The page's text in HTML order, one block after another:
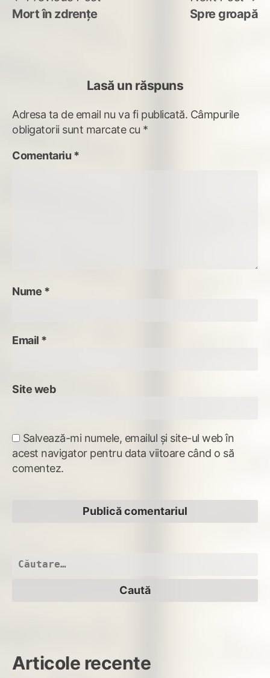
în
Mort în zdrențe Spre groapă
Lasă un răspuns
Adresa ta de email nu va fi publicată. Câmpurile
obligatorii sunt marcate cu *
Comentariu *
Nume *
Email *
Site web
Salvează-mi numele, emailul și site-ul web în
acest navigator pentru data viitoare când o să
comentez.
Caută
Articole recente